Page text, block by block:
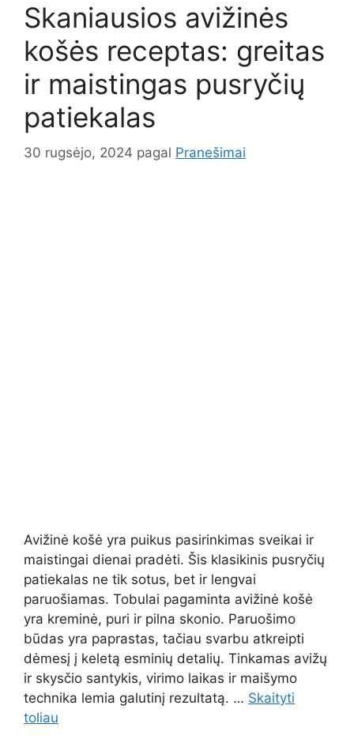
Skaniausios avižinės
košės receptas: greitas
ir maistingas pusryčių
patiekalas
30 rugsėjo, 2024 pagal Pranešimai
Avižinė košė yra puikus pasirinkimas sveikai ir
maistingai dienai pradėti. Šis klasikinis pusryčių
patiekalas ne tik sotus, bet ir lengvai
paruošiamas. Tobulai pagaminta avižinė košė
yra kreminė, puri ir pilna skonio. Paruošimo
būdas yra paprastas, tačiau svarbu atkreipti
dėmesį į keletą esminių detalių. Tinkamas avižų
ir skysčio santykis, virimo laikas ir maišymo
technika lemia galutinį rezultatą. … Skaityti
toliau